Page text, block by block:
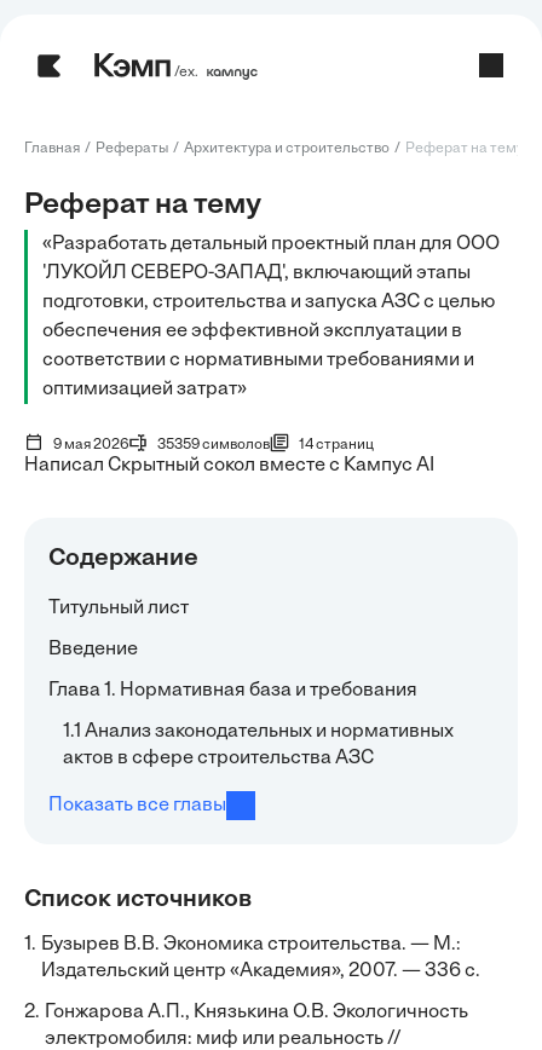
/ех.
Главная Рефераты Архитектура и строительство Реферат на тему:
Реферат на тему
«Разработать детальный проектный план для ООО
'ЛУКОЙЛ СЕВЕРО-ЗАПАД', включающий этапы
подготовки, строительства и запуска АЗС с целью
обеспечения ее эффективной эксплуатации в
соответствии с нормативными требованиями и
оптимизацией затрат»
9 мая 2026 35359 символов 14 страниц
Написал Скрытный сокол вместе с Кампус AI
Содержание
Титульный лист
Введение
Глава 1. Нормативная база и требования
1.1 Анализ законодательных и нормативных
актов в сфере строительства АЗС
Показать все главы
Список источников
1. Бузырев В.В. Экономика строительства. — М.:
Издательский центр «Академия», 2007. — 336 с.
2.
Гонжарова А.П., Князькина О.В. Экологичность
электромобиля: миф или реальность //